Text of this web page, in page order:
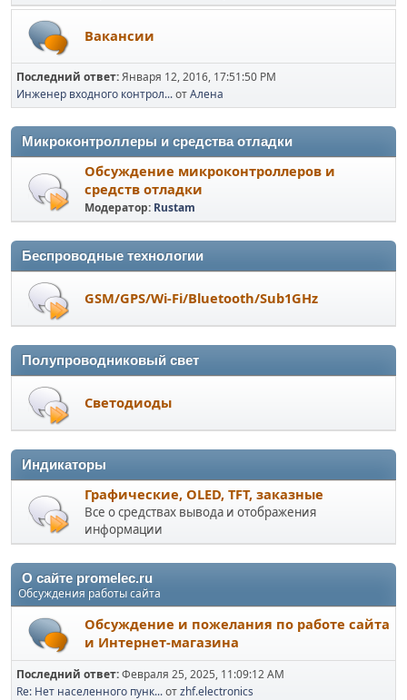
Вакансии
Последний ответ:Января 12, 2016, 17:51:50 PM
Инженер входного контрол...отАлена
Микроконтроллеры и средства отладки
Обсуждение микроконтроллеров и
средств отладки
Модератор: Rustam
Беспроводные технологии
GSM/GPS/Wi-Fi/Bluetooth/Sub1GHz
Полупроводниковый свет
Светодиоды
Индикаторы
Графические, OLED, TFT, заказные
Все о средствах вывода и отображения
информации
О сайте promelec.ru
Обсуждения работы сайта
Обсуждение и пожелания по работе сайта
и Интернет-магазина
Последний ответ:Февраля 25, 2025, 11:09:12 AM
Re: Нет населенного пунк...отzhf.electronics